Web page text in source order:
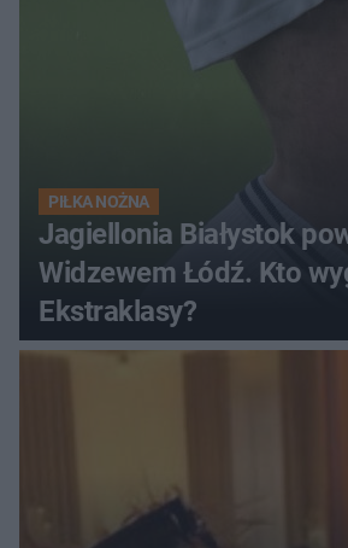
PIŁKA NOŻNA
Jagiellonia Białystok
Widzewem Łódź. Kto
Ekstraklasy?